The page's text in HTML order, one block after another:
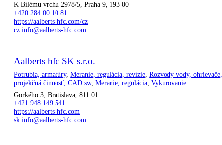
K Bílému vrchu 2978/5, Praha 9, 193 00
+420 284 00 10 81
https://aalberts-hfc.com/cz
cz.info@aalberts-hfc.com
Aalberts hfc SK s.r.o.
Potrubia, armatúry,Meranie, regulácia, revízie ,Rozvody vody,
projekčná činnosť, CAD sw,Meranie, regulácia ,Vykurovanie
Gorkého 3, Bratislava, 811 01
+421 948 149 541
https://aalberts-hfc.com
sk.info@aalberts-hfc.com